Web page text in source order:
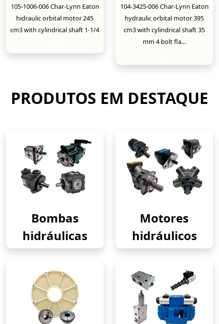
105-1006-006 Char-Lynn Eaton
hidraulic orbital motor 245
cm3 with cylindrical shaft 1-1/4
104-3425-006 Char-Lynn Eaton
hydraulic orbital motor 395
cm3 with cylindrical shaft 35
mm 4 bolt fla...
PRODUTOS EM DESTAQUE
Bombas
hidráulicas
Motores
hidráulicos